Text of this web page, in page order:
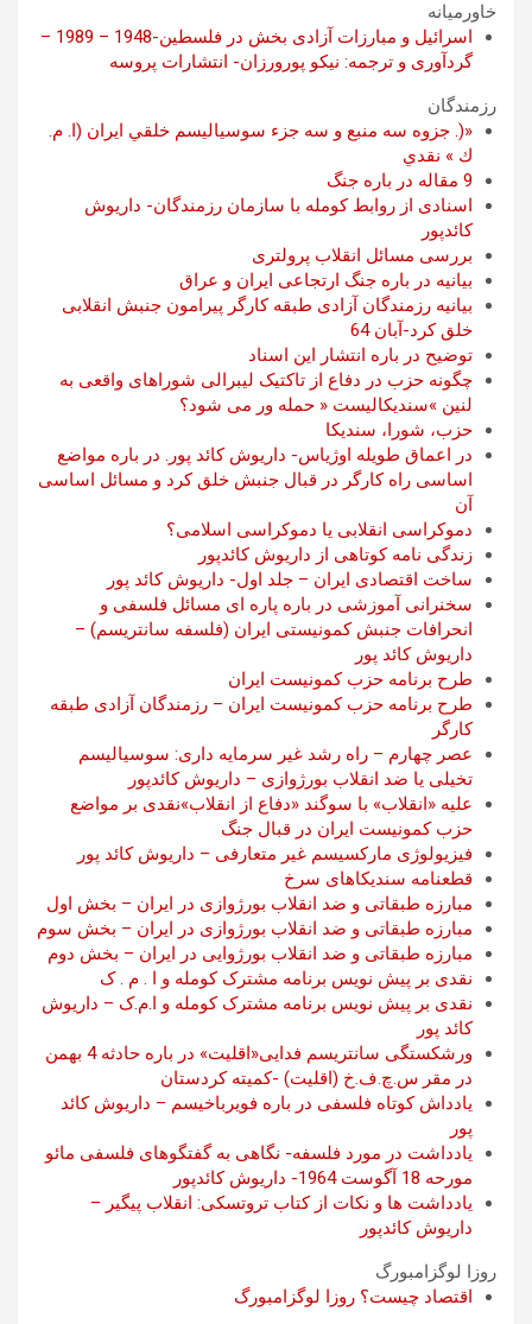
خاورمیانه
اسرائیل و مبارزات آزادی بخش در فلسطین-1948 – 1989 –
گردآوری و ترجمه: نیکو پورورزان- انتشارات پروسه
رزمندگان
«(. جزوه سه منبع و سه جزء سوسياليسم خلقي ايران (ا. م.
ك » نقدي
9 مقاله در باره جنگ
اسنادی از روابط کومله با سازمان رزمندگان- داریوش
کائدپور
بررسی مسائل انقلاب پرولتری
بیانیه در باره جنگ ارتجاعی ایران و عراق
بیانیه رزمندگان آزادی طبقه کارگر پیرامون جنبش انقلابی
خلق کرد-آبان 64
توضیح در باره انتشار این اسناد
چگونه حزب در دفاع از تاکتیک لیبرالی شوراهای واقعی به
لنین »سندیکالیست « حمله ور می شود؟
حزب، شورا، سندیکا
در اعماق طویله اوژیاس- داریوش کائد پور. در باره مواضع
اساسی راه کارگر در قبال جنبش خلق کرد و مسائل اساسی
آن
دموکراسی انقلابی یا دموکراسی اسلامی؟
زندگی نامه کوتاهی از داریوش کائدپور
ساخت اقتصادی ایران – جلد اول- داریوش کائد پور
سخنرانی آموزشی در باره پاره ای مسائل فلسفی و
انحرافات جنبش کمونیستی ایران (فلسفه سانتریسم) –
داریوش کائد پور
طرح برنامه حزب کمونیست ایران
طرح برنامه حزب کمونیست ایران – رزمندگان آزادی طبقه
کارگر
عصر چهارم – راه رشد غیر سرمایه داری: سوسیالیسم
تخیلی یا ضد انقلاب بورژوازی – داریوش کائدپور
علیه «انقلاب» با سوگند «دفاع از انقلاب»نقدی بر مواضع
حزب کمونیست ایران در قبال جنگ
فیزیولوژی مارکسیسم غیر متعارفی – داریوش کائد پور
قطعنامه سندیکاهای سرخ
مبارزه طبقاتی و ضد انقلاب بورژوازی در ایران – بخش اول
مبارزه طبقاتی و ضد انقلاب بورژوازی در ایران – بخش سوم
مبارزه طبقاتی و ضد انقلاب بورژوایی در ایران – بخش دوم
نقدی بر پیش نویس برنامه مشترک کومله و ا . م . ک
نقدی بر پیش نویس برنامه مشترک کومله و ا.م.ک – داریوش
کائد پور
ورشکستگی سانتریسم فدایی«اقلیت» در باره حادثه 4 بهمن
در مقر س.چ.ف.خ (اقلیت) -کمیته کردستان
یادداش کوتاه فلسفی در باره فویرباخیسم – داریوش کائد
پور
یادداشت در مورد فلسفه- نگاهی به گفتگوهای فلسفی مائو
مورحه 18 آگوست 1964- داریوش کائدپور
یادداشت ها و نکات از کتاب تروتسکی: انقلاب پیگیر –
داریوش کائدپور
روزا لوگزامبورگ
اقتصاد چیست؟ روزا لوگزامبورگ